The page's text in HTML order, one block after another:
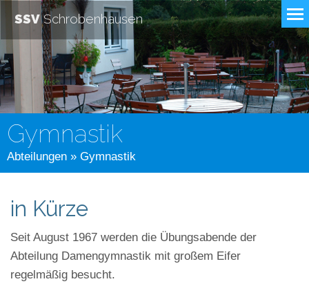
SSVSchrobenhausen
Gymnastik
Abteilungen » Gymnastik
in Kürze
Seit August 1967 werden die Übungsabende der
Abteilung Damengymnastik mit großem Eifer
regelmäßig besucht.